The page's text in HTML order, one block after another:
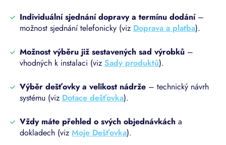
Individuální sjednání dopravy a termínu dodání–
možnost sjednání telefonicky (viz Doprava a platba).
Možnost výběru již sestavených sad výrobků –
vhodných k instalaci (viz Sady produktů).
Výběr dešťovky a velikost nádrže – technický návrh
systému (viz Dotace dešťovka).
Vždy máte přehled o svých objednávkách a
dokladech (viz Moje Dešťovka).